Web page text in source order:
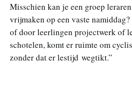
Misschien kan je een groep
vrijmaken op een vaste
of door leerlingen projectwerk of
schotelen, komt er ruimte om
zonder dat er lestijd wegtikt.”